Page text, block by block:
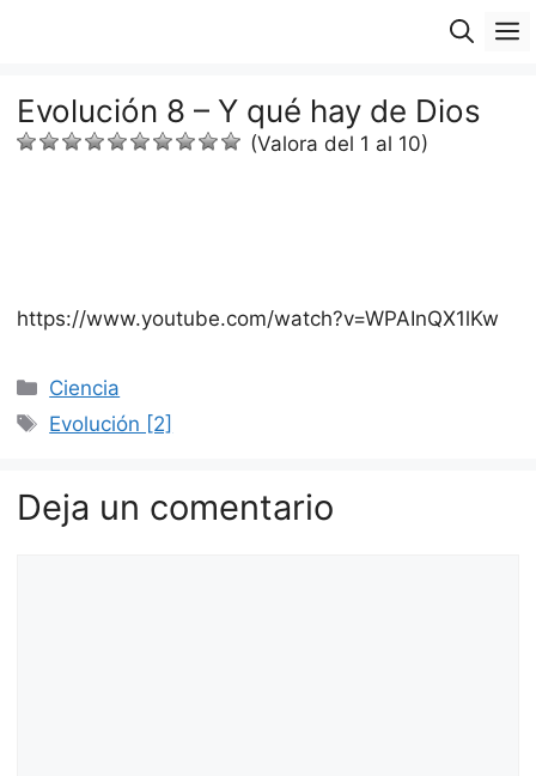
Evolución 8 – Y qué hay de Dios
(Valora del 1 al 10)
https://www.youtube.com/watch?v=WPAInQX1lKw
Categorías
Ciencia
Etiquetas
Evolución [2]
Deja un comentario